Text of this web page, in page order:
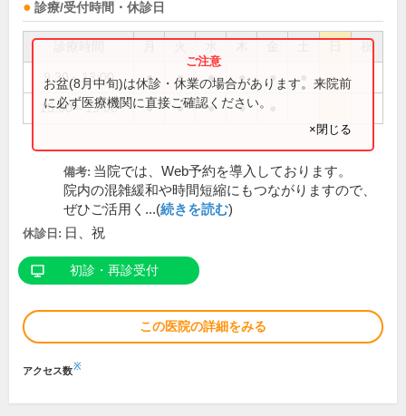
診療/受付時間・休診日
祝
9:30～13:00 ● ● ● ● ●
15:00～19:00 ● ● ● ●
お盆(8月中旬)は休診・休業の場合があります。来院前
に必ず医療機関に直接ご確認ください。
×閉じる
備考: 当院では、Web予約を導入しております。
院内の混雑緩和や時間短縮にもつながりますので、
ぜひご活用く...(続きを読む)
休診日: 日、祝
初診・再診受付
この医院の詳細をみる
アクセス数※